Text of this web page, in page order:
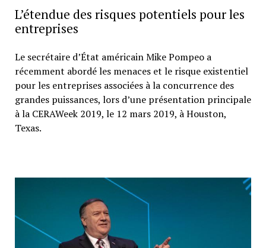
L’étendue des risques potentiels pour les
entreprises
Le secrétaire d’État américain Mike Pompeo a
récemment abordé les menaces et le risque existentiel
pour les entreprises associées à la concurrence des
grandes puissances, lors d’une présentation principale
à la CERAWeek 2019, le 12 mars 2019, à Houston,
Texas.